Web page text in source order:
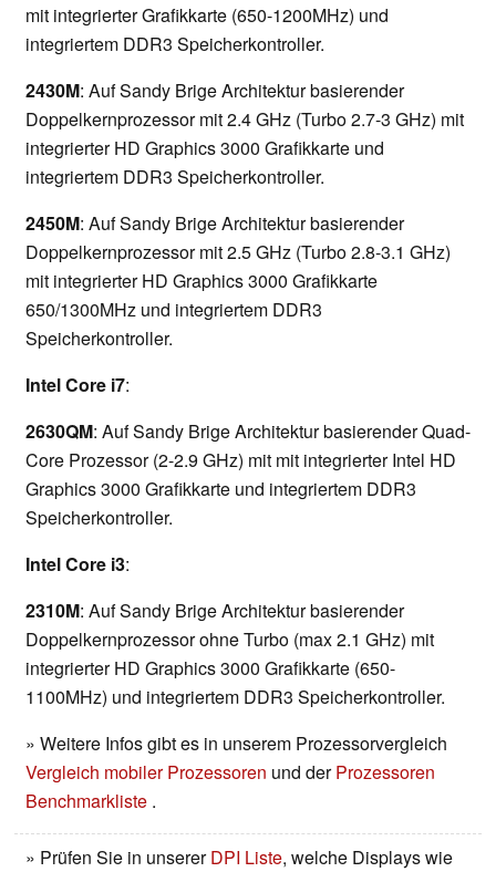
mit integrierter Grafikkarte (650-1200MHz) und
integriertem DDR3 Speicherkontroller.
2430M: Auf Sandy Brige Architektur basierender
Doppelkernprozessor mit 2.4 GHz (Turbo 2.7-3 GHz) mit
integrierter HD Graphics 3000 Grafikkarte und
integriertem DDR3 Speicherkontroller.
2450M: Auf Sandy Brige Architektur basierender
Doppelkernprozessor mit 2.5 GHz (Turbo 2.8-3.1 GHz)
mit integrierter HD Graphics 3000 Grafikkarte
650/1300MHz und integriertem DDR3
Speicherkontroller.
Intel Core i7:
2630QM: Auf Sandy Brige Architektur basierender Quad-
Core Prozessor (2-2.9 GHz) mit mit integrierter Intel HD
Graphics 3000 Grafikkarte und integriertem DDR3
Speicherkontroller.
Intel Core i3:
2310M: Auf Sandy Brige Architektur basierender
Doppelkernprozessor ohne Turbo (max 2.1 GHz) mit
integrierter HD Graphics 3000 Grafikkarte (650-
1100MHz) und integriertem DDR3 Speicherkontroller.
» Weitere Infos gibt es in unserem Prozessorvergleich
Vergleich mobiler Prozessoren und derProzessoren
Benchmarkliste .
» Prüfen Sie in unsererDPI Liste, welche Displays wie